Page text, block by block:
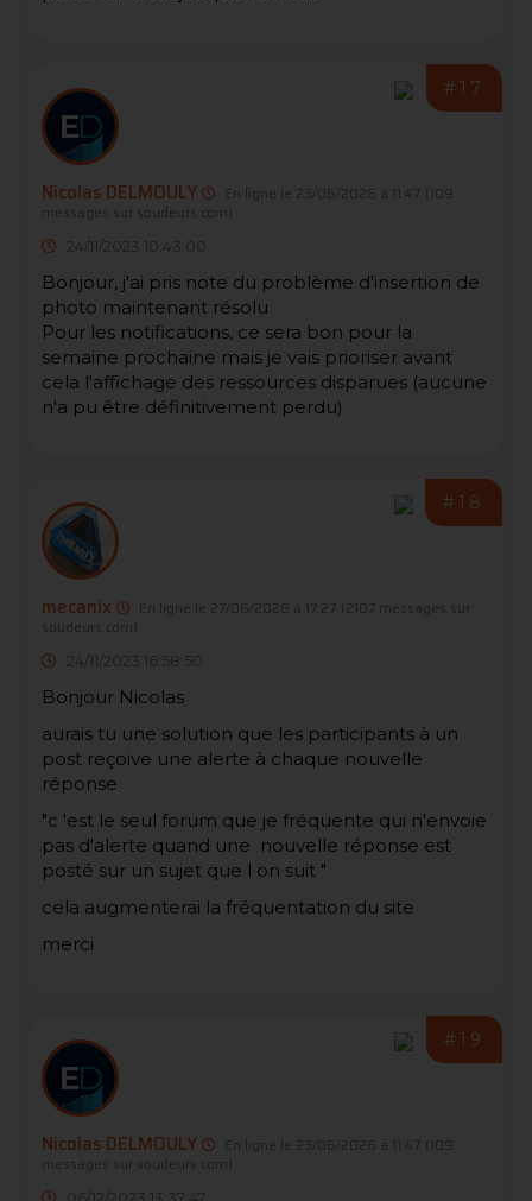
#17
Nicolas DELMOULY En ligne le 23/06/2026 à 11:47 (109
messages sur soudeurs.com)
24/11/2023 10:43:00
Bonjour, j'ai pris note du problème d'insertion de
photo maintenant résolu
Pour les notifications, ce sera bon pour la
semaine prochaine mais je vais prioriser avant
cela l'affichage des ressources disparues (aucune
n'a pu être définitivement perdu)
#18
mecanix En ligne le 27/06/2026 à 17:27 (2107 messages sur
soudeurs.com)
24/11/2023 16:58:50
Bonjour Nicolas
aurais tu une solution que les participants à un
post reçoive une alerte à chaque nouvelle
réponse
"c 'est le seul forum que je fréquente qui n'envoie
pas d'alerte quand une nouvelle réponse est
posté sur un sujet que l on suit "
cela augmenterai la fréquentation du site
merci
#19
Nicolas DELMOULY En ligne le 23/06/2026 à 11:47 (109
messages sur soudeurs.com)